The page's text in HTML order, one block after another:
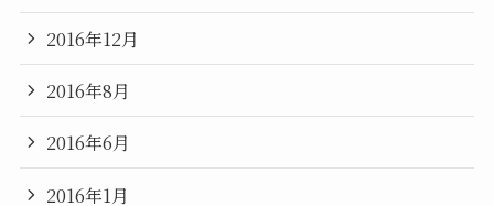
2016年12月
2016年8月
2016年6月
2016年1月